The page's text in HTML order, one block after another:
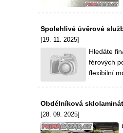
Spolehlivé úvěrové
[19. 11. 2025]
Hledáte
férových
flexibilní
Obdélníková
[28. 09. 2025]